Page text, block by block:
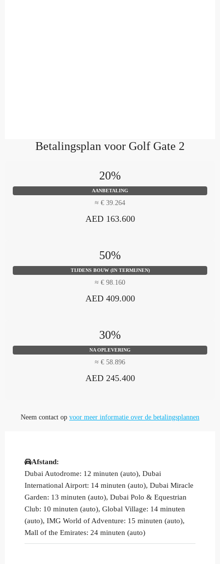
Betalingsplan voor Golf Gate 2
20%
AANBETALING
≈ € 39.264
AED 163.600
50%
TIJDENS BOUW (IN TERMIJNEN)
≈ € 98.160
AED 409.000
30%
NA OPLEVERING
≈ € 58.896
AED 245.400
Neem contact op voor meer informatie over de betalingsplannen
Afstand:
Dubai Autodrome: 12 minuten (auto), Dubai
International Airport: 14 minuten (auto), Dubai Miracle
Garden: 13 minuten (auto), Dubai Polo & Equestrian
Club: 10 minuten (auto), Global Village: 14 minuten
(auto), IMG World of Adventure: 15 minuten (auto),
Mall of the Emirates: 24 minuten (auto)